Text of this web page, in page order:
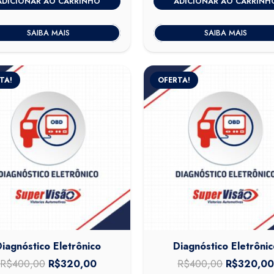
original
era:
atual
é:
R$320,00.
SAIBA MAIS
original
era:
SAIBA MAIS
Eletrônico
R$400,00 O
R$320,00O
OFERTA!
Diagnóstico
R$400,00 O
R$320,00